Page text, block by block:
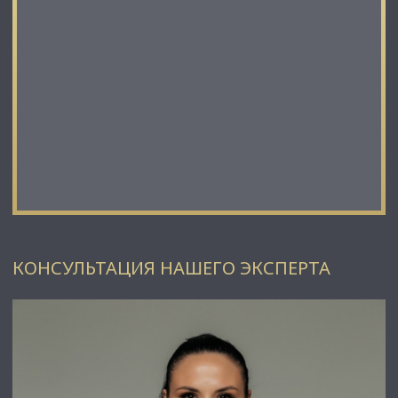
КОНСУЛЬТАЦИЯ НАШЕГО ЭКСПЕРТА